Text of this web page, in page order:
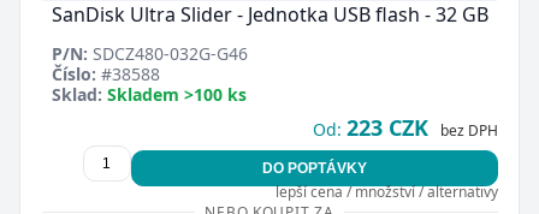
SanDisk Ultra Slider - Jednotka USB flash - 32 GB
P/N: SDCZ480-032G-G46
Číslo: #38588
Sklad: Skladem >100 ks
Od: 223 CZK bez DPH
DO POPTÁVKY
lepší cena / množství / alternativy